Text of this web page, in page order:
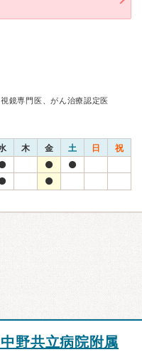
鏡専門医、がん治療認定医
木 金 土 日 祝
野共立病院附属